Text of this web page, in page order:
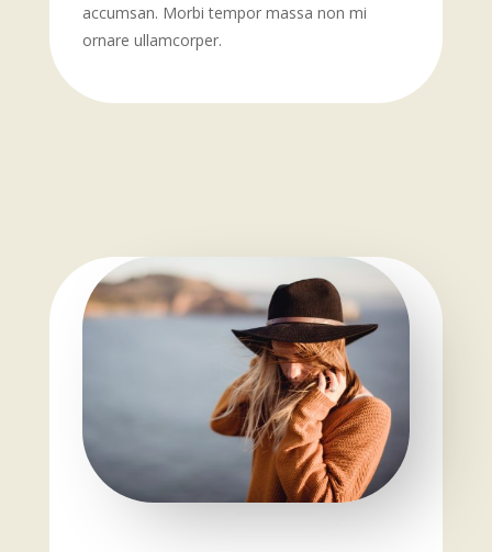
accumsan. Morbi tempor massa non mi
ornare ullamcorper.